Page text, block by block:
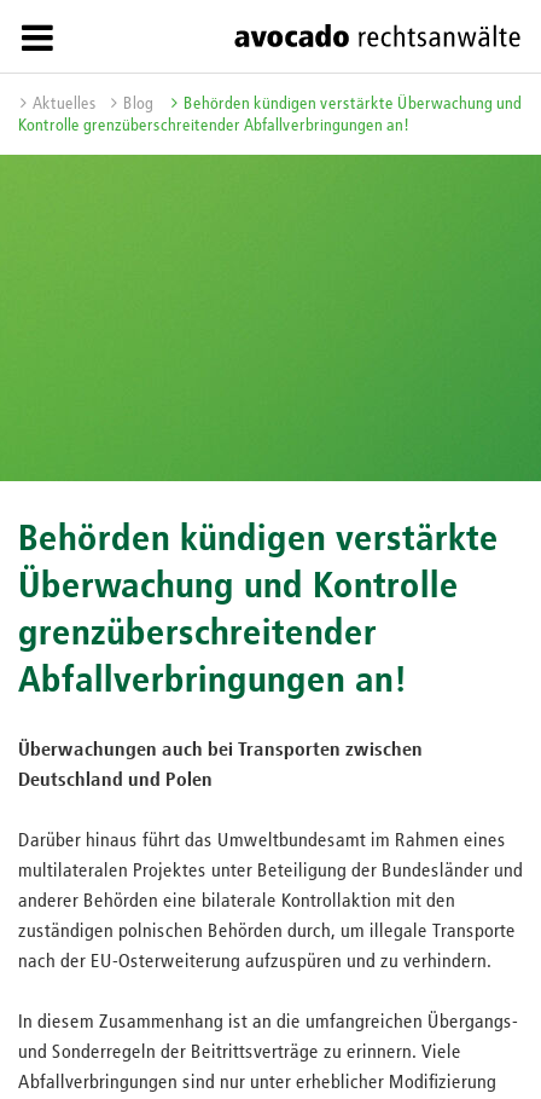
Aktuelles Blog
Behörden kündigen verstärkte Überwachung und
Kontrolle grenzüberschreitender Abfallverbringungen an!
Behörden kündigen verstärkte
Überwachung und Kontrolle
grenzüberschreitender
Abfallverbringungen an!
Überwachungen auch bei Transporten zwischen
Deutschland und Polen
Darüber hinaus führt das Umweltbundesamt im Rahmen eines
multilateralen Projektes unter Beteiligung der Bundesländer und
anderer Behörden eine bilaterale Kontrollaktion mit den
zuständigen polnischen Behörden durch, um illegale Transporte
nach der EU-Osterweiterung aufzuspüren und zu verhindern.
In diesem Zusammenhang ist an die umfangreichen Übergangs-
und Sonderregeln der Beitrittsverträge zu erinnern. Viele
Abfallverbringungen sind nur unter erheblicher Modifizierung